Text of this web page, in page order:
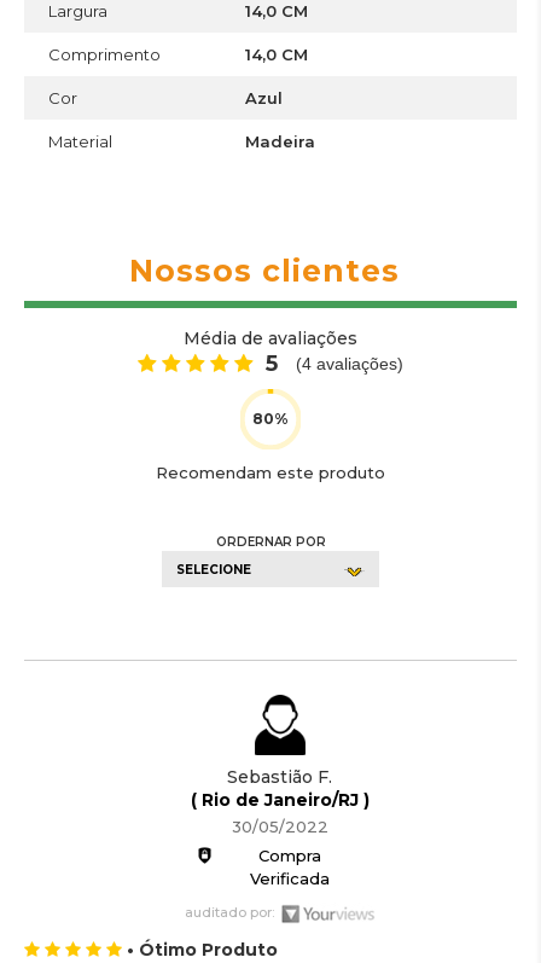
Largura 14,0 CM
Comprimento 14,0 CM
Cor Azul
Material Madeira
Nossos clientes
Média de avaliações
5 (4 avaliações)
Recomendam este produto
ORDERNAR POR
SELECIONE
Sebastião F.
( Rio de Janeiro/RJ )
30/05/2022
Compra
Verificada
auditado por:
• Ótimo Produto